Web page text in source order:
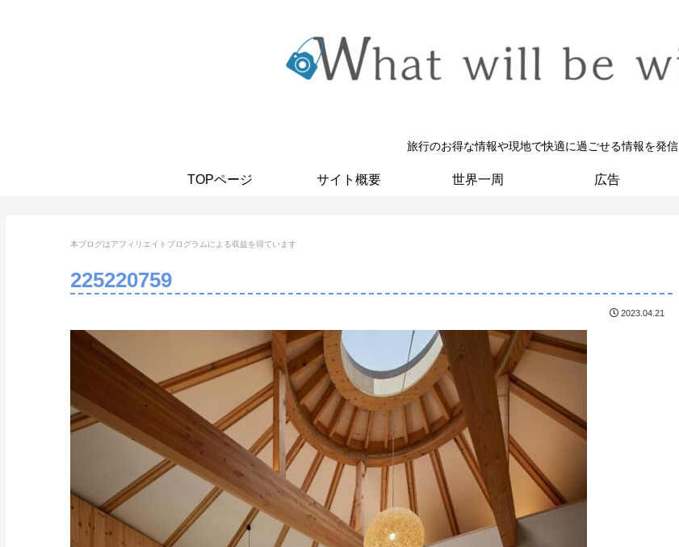
旅行のお得な情報や現地で快適に過ごせる情報を発信
TOPページ サイト概要 世界一周 広告
本ブログはアフィリエイトプログラムに よる収益を得ています
225220759
2023.04.21